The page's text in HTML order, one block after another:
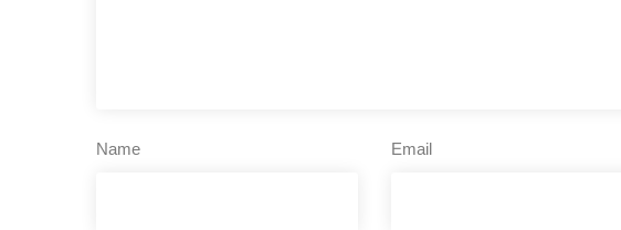
Name Email